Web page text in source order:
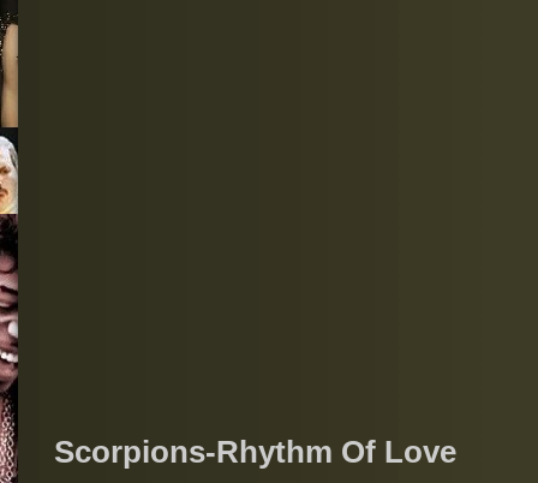
Scorpions-Rhythm Of Love